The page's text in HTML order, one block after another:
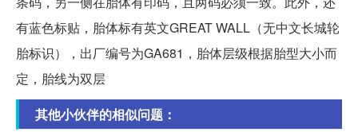
有蓝色标贴，胎体标有英文GREAT WALL（无中文长城轮
胎标识），出厂编号为GA681，胎体层级根据胎型大小而
定，胎线为双层
其他小伙伴的相似问题：